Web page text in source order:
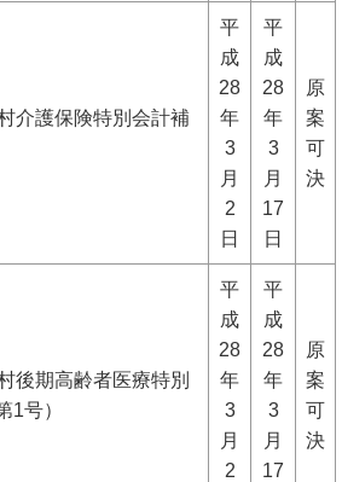
介護保険特別会計補
平
成
28
年
3
月
2
日
平
成
28
年
3
月
17
日
原
案
可
決
後期高齢者医療特別
1号）
平
成
28
年
3
月
2
平
成
28
年
3
月
17
原
案
可
決